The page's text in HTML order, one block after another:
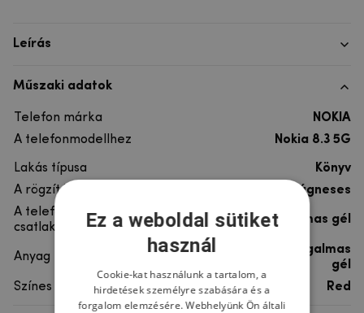
Leírás
Műszaki adatok
Telefon márka
NOKIA
A telefonmodellhez
Nokia 8.3 5G
Lakás típusa
Könyv
A rögzítés típusa
Mágneses
A telefon
csatlakoztatása
rugalmas gél
Anyag
szintetikus bőr, rugalmas
gél
Színes
Red
Ez a weboldal sütiket
használ
Cookie-kat használunk a tartalom, a
hirdetések személyre szabására és a
forgalom elemzésére. Webhelyünk Ön általi